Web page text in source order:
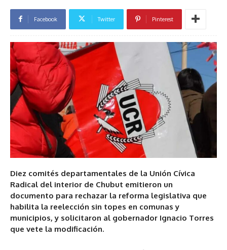
Facebook Twitter Pinterest
Diez comités departamentales de la Unión Cívica
Radical del interior de Chubut emitieron un
documento para rechazar la reforma legislativa que
habilita la reelección sin topes en comunas y
municipios, y solicitaron al gobernador Ignacio Torres
que vete la modificación.